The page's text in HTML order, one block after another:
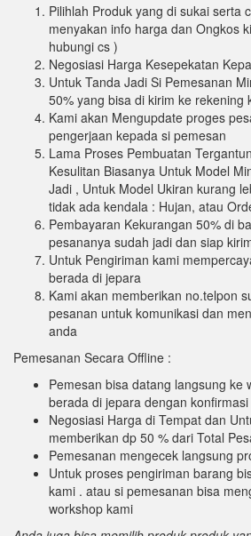
Pilihlah Produk yang di sukai serta
menyakan info harga dan Ongkos
hubungi cs )
Negosiasi Harga Kesepekatan
Untuk Tanda Jadi Si Pemesanan
50% yang bisa di kirim ke rekening
Kami akan Mengupdate proges
pengerjaan kepada si pemesan
Lama Proses Pembuatan
Kesulitan Biasanya Untuk Model
Jadi , Untuk Model Ukiran kurang
tidak ada kendala : Hujan, atau
Pembayaran Kekurangan 50% di
pesananya sudah jadi dan siap
Untuk Pengiriman kami
berada di jepara
Kami akan memberikan no.telpon
pesanan untuk komunikasi dan
anda
Pemesanan Secara Offline :
Pemesan bisa datang langsung ke
berada di jepara dengan
Negosiasi Harga di Tempat dan
memberikan dp 50 % dari Total
Pemesanan mengecek langsung
Untuk proses pengiriman barang
kami . atau si pemesanan bisa
workshop kami